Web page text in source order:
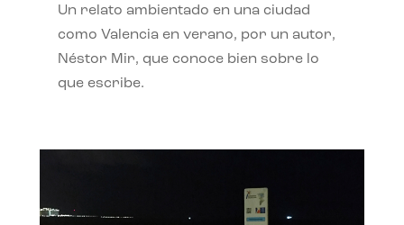
Un relato ambientado en una ciudad
como Valencia en verano, por un autor,
Néstor Mir, que conoce bien sobre lo
que escribe.